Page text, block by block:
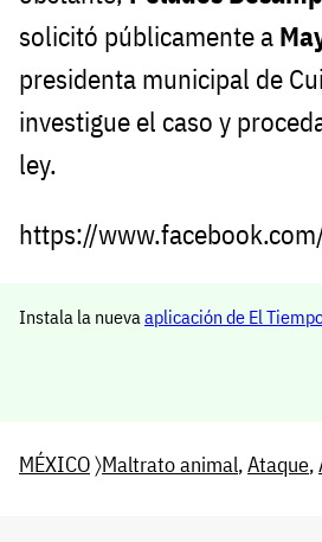
solicitó públicamente a
presidenta municipal de
investigue el caso y
ley.
https://
Instala la nueva aplicación de El
MÉXICO〉Maltrato animal,Ataque,